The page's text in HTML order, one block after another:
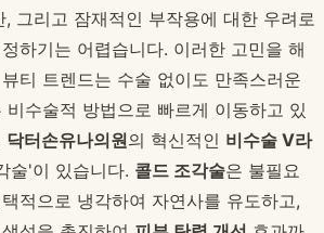
그리고 잠재적인 부작용에 대한 우려로
하기는 어렵습니다. 이러한 고민을 해
티 트렌드는 수술 없이도 만족스러운
비수술적 방법으로 빠르게 이동하고 있
닥터손유나의원의 혁신적인 비수술 V라
술'이 있습니다. 콜드 조각술은 불필요
적으로 냉각하여 자연사를 유도하고,